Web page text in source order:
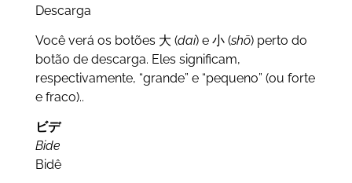
Descarga
Você verá os botões 大 (dai) e 小 (shō) perto do
botão de descarga. Eles significam,
respectivamente, “grande” e “pequeno” (ou forte
e fraco)..
ビデ
Bide
Bidê